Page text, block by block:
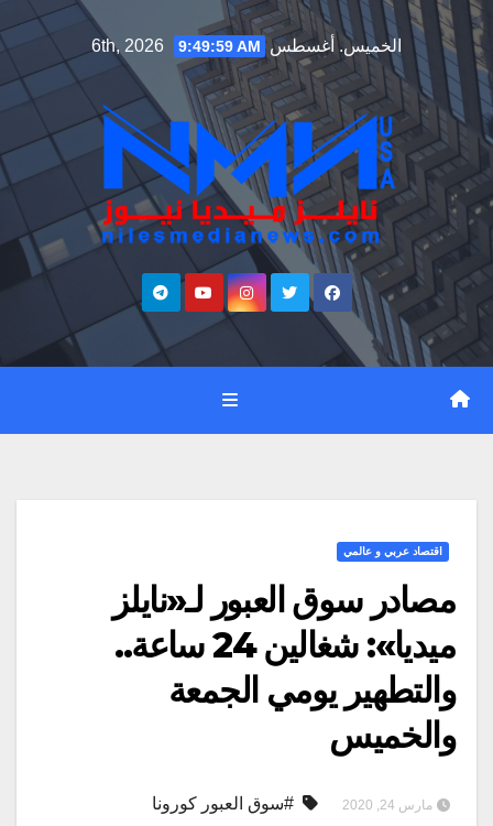
Skip
to
content
الخميس. أغسطس 6th, 2026 9:50:00 AM
اقتصاد عربي و عالمي
مصادر سوق العبور لـ«نايلز
ميديا»: شغالين 24 ساعة..
والتطهير يومي الجمعة
والخميس
مارس 24, 2020 #سوق العبور كورونا